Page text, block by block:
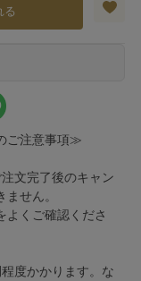
る
ご注意事項≫
文完了後のキャン
せん。
くご確認くださ
度かかります。な